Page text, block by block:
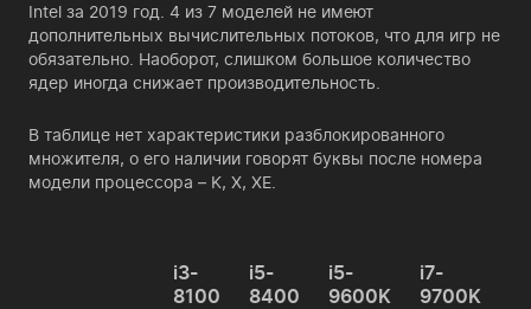
Intel за 2019 год. 4 из 7 моделей не имеют
дополнительных вычислительных потоков, что для игр не
обязательно. Наоборот, слишком большое количество
ядер иногда снижает производительность.
В таблице нет характеристики разблокированного
множителя, о его наличии говорят буквы после номера
модели процессора – K, X, XE.
i3-
8100
i5-
8400
i5-
9600K
i7-
9700K